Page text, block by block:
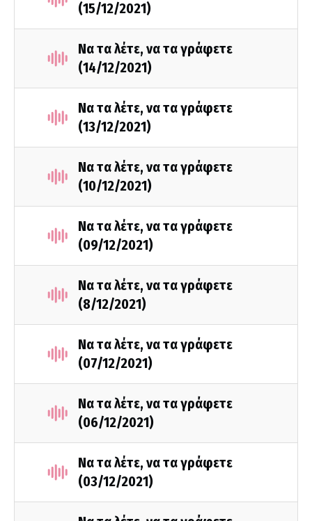
(15/12/2021)
Να τα λέτε, να τα γράφετε
(14/12/2021)
Να τα λέτε, να τα γράφετε
(13/12/2021)
Να τα λέτε, να τα γράφετε
(10/12/2021)
Να τα λέτε, να τα γράφετε
(09/12/2021)
Να τα λέτε, να τα γράφετε
(8/12/2021)
Να τα λέτε, να τα γράφετε
(07/12/2021)
Να τα λέτε, να τα γράφετε
(06/12/2021)
Να τα λέτε, να τα γράφετε
(03/12/2021)